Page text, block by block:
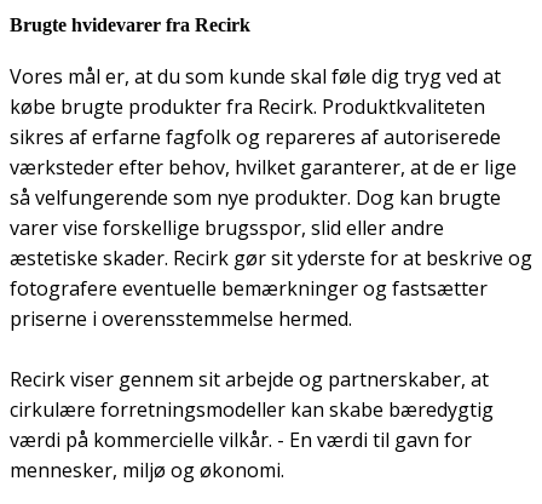
Brugte hvidevarer fra Recirk
Vores mål er, at du som kunde skal føle dig tryg ved at
købe brugte produkter fra Recirk. Produktkvaliteten
sikres af erfarne fagfolk og repareres af autoriserede
værksteder efter behov, hvilket garanterer, at de er lige
så velfungerende som nye produkter. Dog kan brugte
varer vise forskellige brugsspor, slid eller andre
æstetiske skader. Recirk gør sit yderste for at beskrive og
fotografere eventuelle bemærkninger og fastsætter
priserne i overensstemmelse hermed.
Recirk viser gennem sit arbejde og partnerskaber, at
cirkulære forretningsmodeller kan skabe bæredygtig
værdi på kommercielle vilkår. - En værdi til gavn for
mennesker, miljø og økonomi.